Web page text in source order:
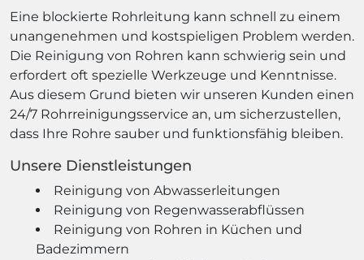
Eine blockierte Rohrleitung kann schnell zu einem
unangenehmen und kostspieligen Problem werden.
Die Reinigung von Rohren kann schwierig sein und
erfordert oft spezielle Werkzeuge und Kenntnisse.
Aus diesem Grund bieten wir unseren Kunden einen
24/7 Rohrreinigungsservice an, um sicherzustellen,
dass Ihre Rohre sauber und funktionsfähig bleiben.
Unsere Dienstleistungen
Reinigung von Abwasserleitungen
Reinigung von Regenwasserabflüssen
Reinigung von Rohren in Küchen und
Badezimmern